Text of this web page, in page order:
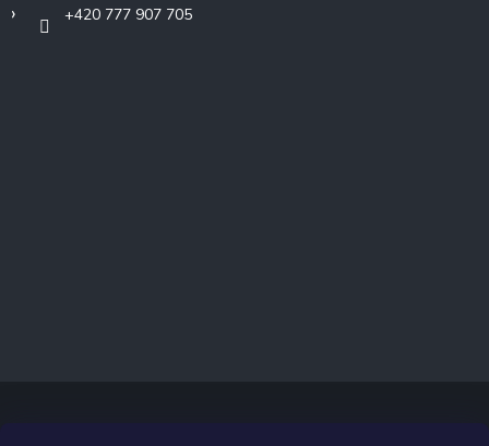
+420 777 907 705